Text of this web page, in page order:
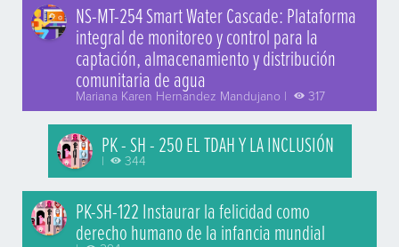
NS-MT-254 Smart Water Cascade: Plataforma
integral de monitoreo y control para la
captación, almacenamiento y distribución
comunitaria de agua
Mariana Karen Hernandez Mandujano | 317
PK - SH - 250 EL TDAH Y LA INCLUSIÓN
| 344
PK-SH-122 Instaurar la felicidad como
derecho humano de la infancia mundial